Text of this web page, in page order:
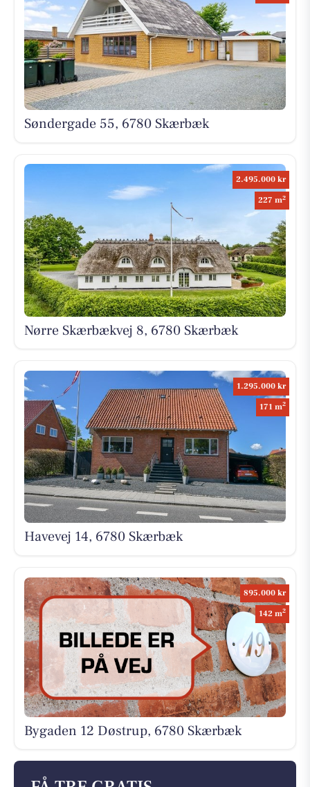
Søndergade 55, 6780 Skærbæk
2.495.000 kr
227 m2
Nørre Skærbækvej 8, 6780 Skærbæk
1.295.000 kr
171 m2
Havevej 14, 6780 Skærbæk
895.000 kr
142 m2
Bygaden 12 Døstrup, 6780 Skærbæk